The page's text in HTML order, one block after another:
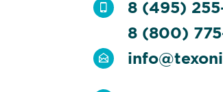
8 (495)
8 (800)